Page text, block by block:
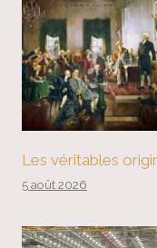
Les véritables
5 août 2026